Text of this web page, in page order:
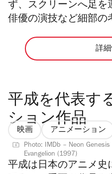
ず、スクリーンへ足を
俳優の演技など細部の
詳
平成を代表す
ション作品
映画 アニメーション
Photo: IMDb – Neon
Evangelion (1997)
平成は日本のアニメ史